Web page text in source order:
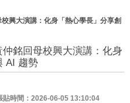
興大演講：化身「熱心學長」分享創
仲銘回母校興大演講：化身
AI 趨勢
貼時間：2026-06-05 13:10:04